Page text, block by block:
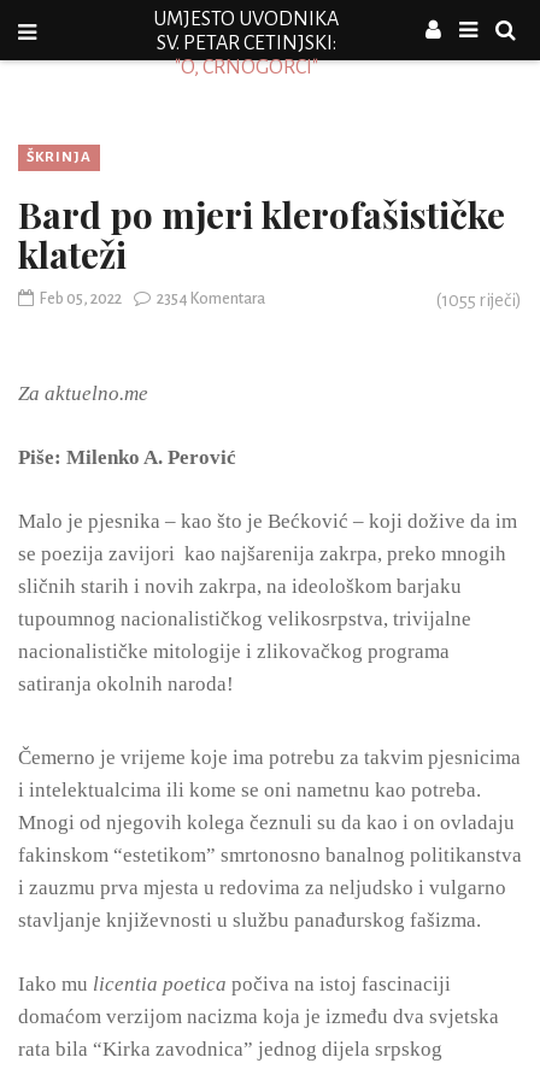
UMJESTO UVODNIKA
SV. PETAR CETINJSKI:
"O, CRNOGORCI"
ŠKRINJA
Bard po mjeri klerofašističke
klateži
Feb 05, 2022 2354 Komentara (1055 riječi)
Za aktuelno.me
Piše: Milenko A. Perović
Malo je pjesnika – kao što je Bećković – koji dožive da im
se poezija zavijori kao najšarenija zakrpa, preko mnogih
sličnih starih i novih zakrpa, na ideološkom barjaku
tupoumnog nacionalističkog velikosrpstva, trivijalne
nacionalističke mitologije i zlikovačkog programa
satiranja okolnih naroda!
Čemerno je vrijeme koje ima potrebu za takvim pjesnicima
i intelektualcima ili kome se oni nametnu kao potreba.
Mnogi od njegovih kolega čeznuli su da kao i on ovladaju
fakinskom “estetikom” smrtonosno banalnog politikanstva
i zauzmu prva mjesta u redovima za neljudsko i vulgarno
stavljanje književnosti u službu panađurskog fašizma.
Iako mu licentia poetica počiva na istoj fascinaciji
domaćom verzijom nacizma koja je između dva svjetska
rata bila “Kirka zavodnica” jednog dijela srpskog